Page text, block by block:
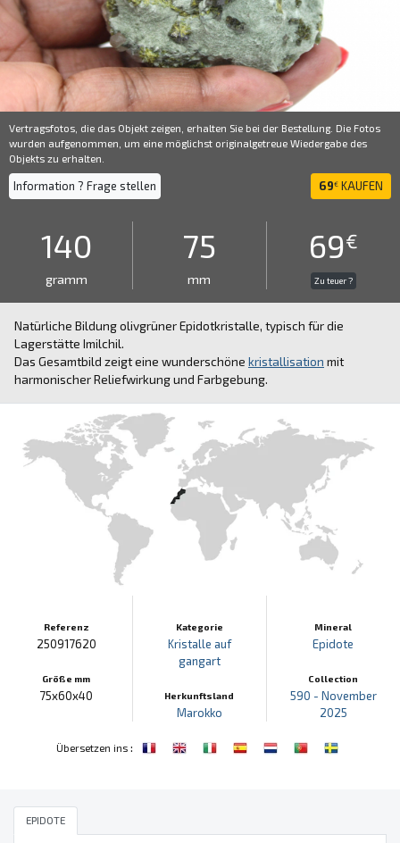
Vertragsfotos, die das Objekt zeigen, erhalten Sie bei der Bestellung. Die Fotos
wurden aufgenommen, um eine möglichst originalgetreue Wiedergabe des
Objekts zu erhalten.
Information ? Frage stellen 69€ KAUFEN
140
gramm
75
mm
69€
Zu teuer ?
Natürliche Bildung olivgrüner Epidotkristalle, typisch für die
Lagerstätte Imilchil.
Das Gesamtbild zeigt eine wunderschöne kristallisation mit
harmonischer Reliefwirkung und Farbgebung.
Referenz
250917620
Größe mm
75x60x40
Kategorie
Kristalle auf
gangart
Herkunftsland
Marokko
Mineral
Epidote
Collection
590 - November
2025
Übersetzen ins:
EPIDOTE